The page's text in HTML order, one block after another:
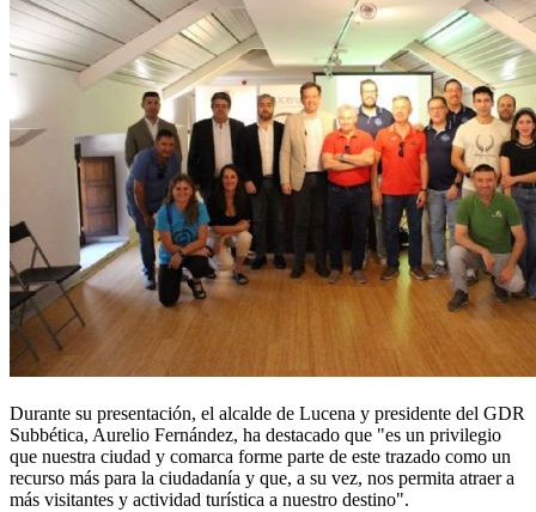
Durante su presentación, el alcalde de Lucena y presidente del GDR
Subbética, Aurelio Fernández, ha destacado que "es un privilegio
que nuestra ciudad y comarca forme parte de este trazado como un
recurso más para la ciudadanía y que, a su vez, nos permita atraer a
más visitantes y actividad turística a nuestro destino".